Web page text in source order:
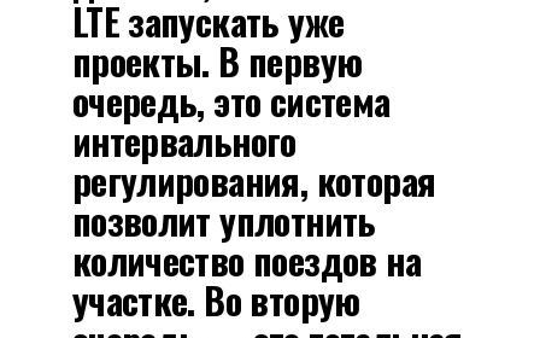
LTE запускать уже
проекты. В первую
очередь, это система
интервального
регулирования, которая
позволит уплотнить
количество поездов на
участке. Во вторую